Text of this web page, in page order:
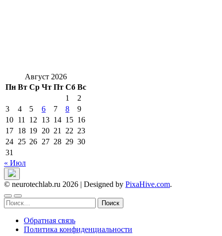
Август 2026
Пн Вт Ср Чт Пт Сб Вс
1
2
3
4 5 6 7 8
9
10 11 12 13 14 15 16
17 18 19 20 21 22 23
24 25 26 27 28 29 30
31
« Июл
© neurotechlab.ru 2026 | Designed by PixaHive.com.
Найти:
Обратная связь
Политика конфиденциальности